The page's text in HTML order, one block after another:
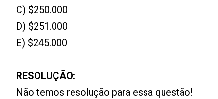
C) $250.000
D) $251.000
E) $245.000
RESOLUÇÃO:
Não temos resolução para essa questão!